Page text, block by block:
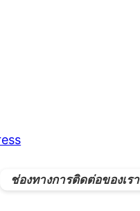
ช่องทางการติดต่อของเรา